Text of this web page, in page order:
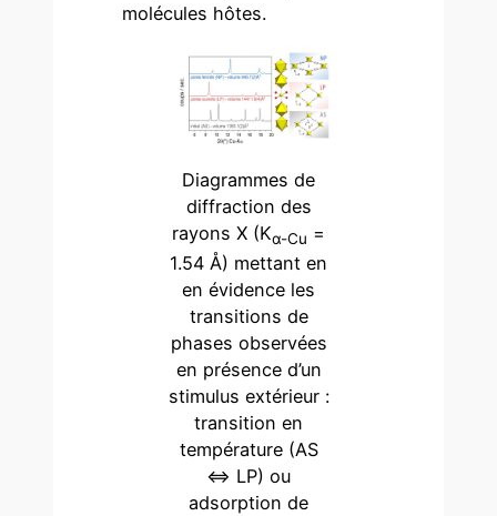
molécules hôtes.
Diagrammes de
diffraction des
rayons X (Kα-Cu =
1.54 Å) mettant en
en évidence les
transitions de
phases observées
en présence d’un
stimulus extérieur :
transition en
température (AS
⇔ LP) ou
adsorption de